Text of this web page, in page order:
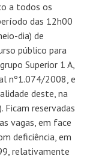
a todos os
das 12h00
dia) de
público para
Superior 1 A,
nº1.074/2008, e
deste, na
Ficam reservadas
vagas, em face
deficiência, em
relativamente